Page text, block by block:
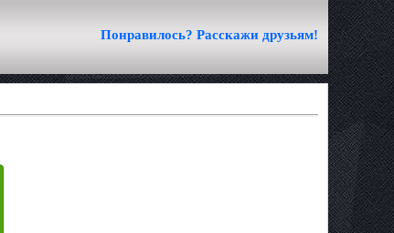
Понравилось? Расскажи друзьям!